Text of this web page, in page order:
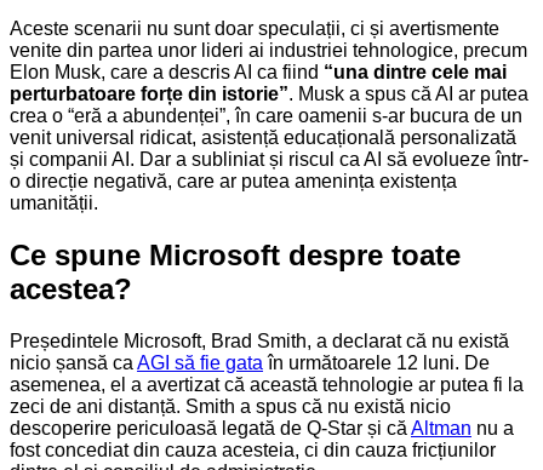
Aceste scenarii nu sunt doar speculații, ci și avertismente
venite din partea unor lideri ai industriei tehnologice, precum
Elon Musk, care a descris AI ca fiind “una dintre cele mai
perturbatoare forțe din istorie”. Musk a spus că AI ar putea
crea o “eră a abundenței”, în care oamenii s-ar bucura de un
venit universal ridicat, asistență educațională personalizată
și companii AI. Dar a subliniat și riscul ca AI să evolueze într-
o direcție negativă, care ar putea amenința existența
umanității.
Ce spune Microsoft despre toate
acestea?
Președintele Microsoft, Brad Smith, a declarat că nu există
nicio șansă ca AGI să fie gata în următoarele 12 luni. De
asemenea, el a avertizat că această tehnologie ar putea fi la
zeci de ani distanță. Smith a spus că nu există nicio
descoperire periculoasă legată de Q-Star și că Altman nu a
fost concediat din cauza acesteia, ci din cauza fricțiunilor